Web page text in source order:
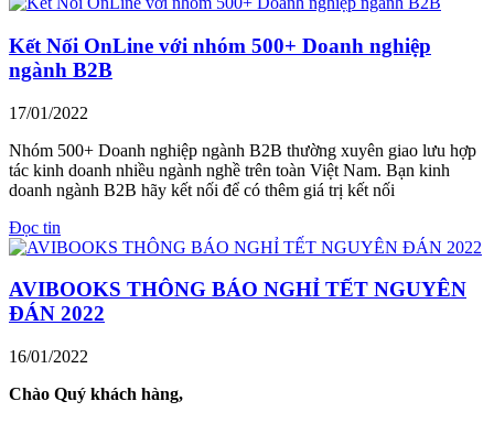
Kết Nối OnLine với nhóm 500+ Doanh nghiệp
ngành B2B
17/01/2022
Nhóm 500+ Doanh nghiệp ngành B2B thường xuyên giao lưu hợp
tác kinh doanh nhiều ngành nghề trên toàn Việt Nam. Bạn kinh
doanh ngành B2B hãy kết nối để có thêm giá trị kết nối
Đọc tin
AVIBOOKS THÔNG BÁO NGHỈ TẾT NGUYÊN
ĐÁN 2022
16/01/2022
Chào Quý khách hàng,